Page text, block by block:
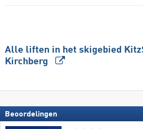
Alle liften in het skigebied
Kirchberg
Beoordelingen